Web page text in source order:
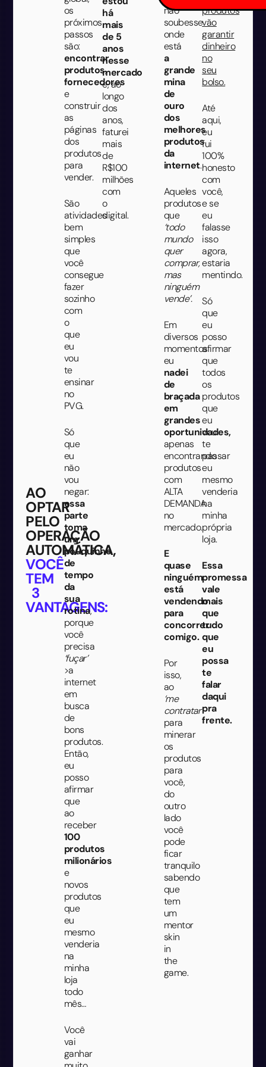
AO
OPTAR
PELO
OPERAÇÃO
AUTOMÁTICA,
VOCÊ
TEM
3
VANTAGENS:
os
próximos
passos
são:
encontrar
produtos,
fornecedores
e
construir
as
páginas
dos
produtos
para
vender.
São
atividades
bem
simples
que
você
consegue
fazer
sozinho
com
o
que
eu
vou
te
ensinar
no
PVG.
Só
que
eu
não
vou
negar:
essa
parte
toma
um
pouquinho
de
tempo
da
sua
rotina,
porque
você
precisa
‘fuçar’
>a
internet
em
busca
de
bons
produtos.
Então,
eu
posso
afirmar
que
ao
receber
100
produtos
milionários
e
novos
produtos
que
eu
mesmo
venderia
na
minha
loja
todo
mês…
Você
vai
ganhar
há
mais
de 5
anos
nesse
mercado
e, ao
longo
dos
anos,
faturei
mais
de
R$100
milhões
com
o
digital.
não
soubesse
onde
está
a
grande
mina
de
ouro
dos
melhores
produtos
da
internet.
Aqueles
produtos
que
‘todo
mundo
quer
comprar,
mas
ninguém
vende’.
Em
diversos
momentos
eu
nadei
de
braçada
em
grandes
oportunidades,
apenas
encontrando
produtos
com
ALTA
DEMANDA
no
mercado.
E
quase
ninguém
está
vendendo
para
concorrer
comigo.
Por
isso,
ao
‘me
contratar’
para
minerar
os
produtos
para
você,
do
outro
lado
você
pode
ficar
tranquilo
sabendo
que
tem
um
mentor
skin
in
the
game.
produtos
vão
garantir
dinheiro
no
seu
bolso.
Até
aqui,
eu
fui
100%
honesto
com
você,
e se
eu
falasse
isso
agora,
estaria
mentindo.
Só
que
eu
posso
afirmar
que
todos
os
produtos
que
eu
vou
te
passar
eu
mesmo
venderia
na
minha
própria
loja.
Essa
promessa
vale
mais
que
tudo
que
eu
possa
te
falar
daqui
pra
frente.